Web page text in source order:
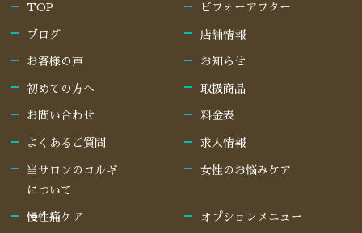
TOP ビフォーアフター
ブログ 店舗情報
お客様の声 お知らせ
初めての方へ 取扱商品
お問い合わせ 料金表
よくあるご質問 求人情報
当サロンのコルギ
について
女性のお悩みケア
慢性痛ケア オプションメニュー